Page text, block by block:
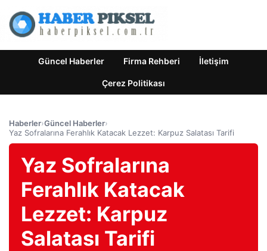
Güncel Haberler Firma Rehberi İletişim
Çerez Politikası
Haberler›Güncel Haberler›
Yaz Sofralarına Ferahlık Katacak Lezzet: Karpuz Salatası Tarifi
Yaz Sofralarına
Ferahlık Katacak
Lezzet: Karpuz
Salatası Tarifi